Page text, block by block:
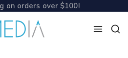
on orders over $100!